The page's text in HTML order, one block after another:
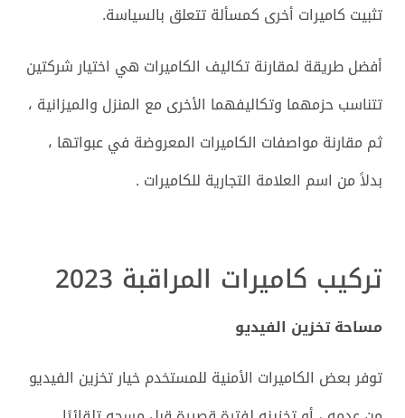
تثبيت كاميرات أخرى كمسألة تتعلق بالسياسة.
أفضل طريقة لمقارنة تكاليف الكاميرات هي اختيار شركتين
تتناسب حزمهما وتكاليفهما الأخرى مع المنزل والميزانية ،
ثم مقارنة مواصفات الكاميرات المعروضة في عبواتها ،
بدلاً من اسم العلامة التجارية للكاميرات .
تركيب كاميرات المراقبة 2023
مساحة تخزين الفيديو
توفر بعض الكاميرات الأمنية للمستخدم خيار تخزين الفيديو